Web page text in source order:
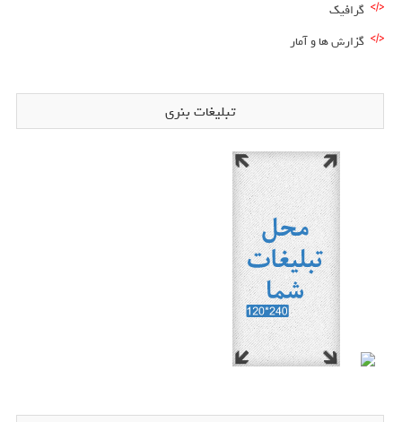
گرافیک
گزارش ها و آمار
تبلیغات بنری